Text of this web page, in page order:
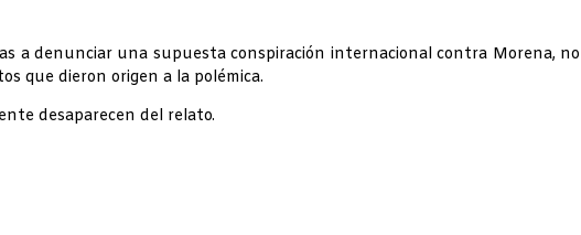
a denunciar una supuesta conspiración internacional contra Morena, no
que dieron origen a la polémica.
desaparecen del relato.